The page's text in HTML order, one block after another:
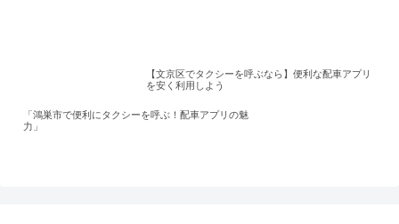
【文京区でタクシーを呼ぶなら】便利な配車アプリ
を安く利用しよう
「鴻巣市で便利にタクシーを呼ぶ！配車アプリの魅
力」